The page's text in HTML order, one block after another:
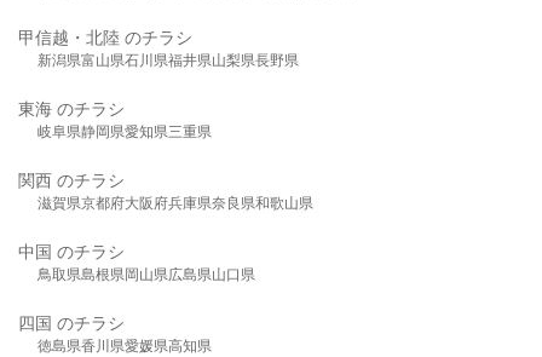
甲信越・北陸 のチラシ
新潟県富山県石川県福井県山梨県長野県
東海 のチラシ
岐阜県静岡県愛知県三重県
関西 のチラシ
滋賀県京都府大阪府兵庫県奈良県和歌山県
中国 のチラシ
鳥取県島根県岡山県広島県山口県
四国 のチラシ
徳島県香川県愛媛県高知県